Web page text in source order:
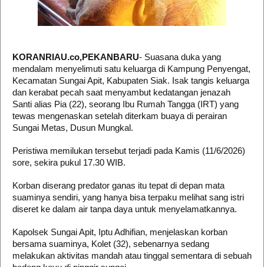
KORANRIAU.co,PEKANBARU- Suasana duka yang
mendalam menyelimuti satu keluarga di Kampung Penyengat,
Kecamatan Sungai Apit, Kabupaten Siak. Isak tangis keluarga
dan kerabat pecah saat menyambut kedatangan jenazah
Santi alias Pia (22), seorang Ibu Rumah Tangga (IRT) yang
tewas mengenaskan setelah diterkam buaya di perairan
Sungai Metas, Dusun Mungkal.
​Peristiwa memilukan tersebut terjadi pada Kamis (11/6/2026)
sore, sekira pukul 17.30 WIB.
Korban diserang predator ganas itu tepat di depan mata
suaminya sendiri, yang hanya bisa terpaku melihat sang istri
diseret ke dalam air tanpa daya untuk menyelamatkannya.
​Kapolsek Sungai Apit, Iptu Adhifian, menjelaskan korban
bersama suaminya, Kolet (32), sebenarnya sedang
melakukan aktivitas mandah atau tinggal sementara di sebuah